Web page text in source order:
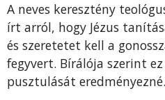
A neves keresztény
írt arról, hogy Jézus
és szeretetet kell a
fegyvert. Bírálója szerint
pusztulását eredményezné.